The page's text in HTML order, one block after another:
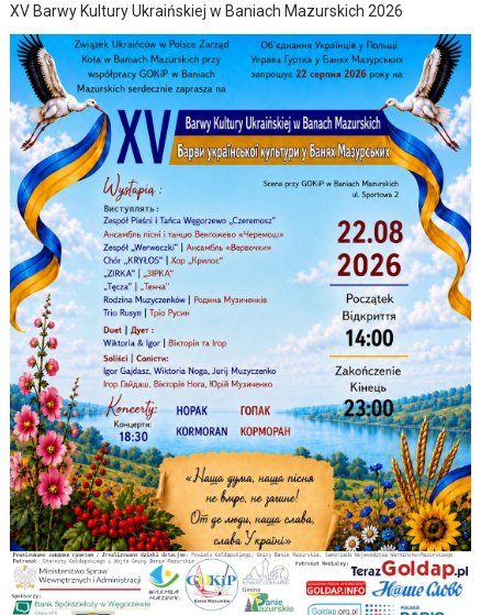
XV Barwy Kultury Ukraińskiej w Baniach Mazurskich 2026